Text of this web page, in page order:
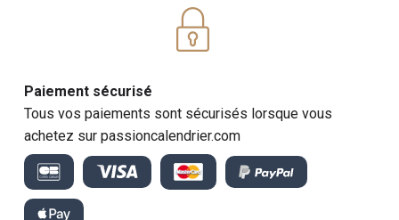
gastronomie transalpine. Des plats de pâtes
délicieuses aux pizzas artisanales, laissez-vous
transporter par les saveurs authentiques de l'Italie.
Exemples de Cuisine Italienne :
Pâtes : Spaghetti carbonara, penne arrabiata, raviolis
faits maison.
Pizzas : Margherita, prosciutto e funghi, pizzas
gourmet aux ingrédients frais.
Paiement sécurisé
Tous vos paiements sont sécurisés lorsque vous
achetez sur passioncalendrier.com